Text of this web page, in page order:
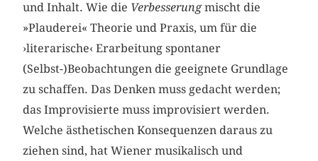
und Inhalt. Wie die Verbesserungmischt die
»Plauderei« Theorie und Praxis, um für die
›literarische‹ Erarbeitung spontaner
(Selbst-)Beobachtungen die geeignete Grundlage
zu schaffen. Das Denken muss gedacht werden;
das Improvisierte muss improvisiert werden.
Welche ästhetischen Konsequenzen daraus zu
ziehen sind, hat Wiener musikalisch und